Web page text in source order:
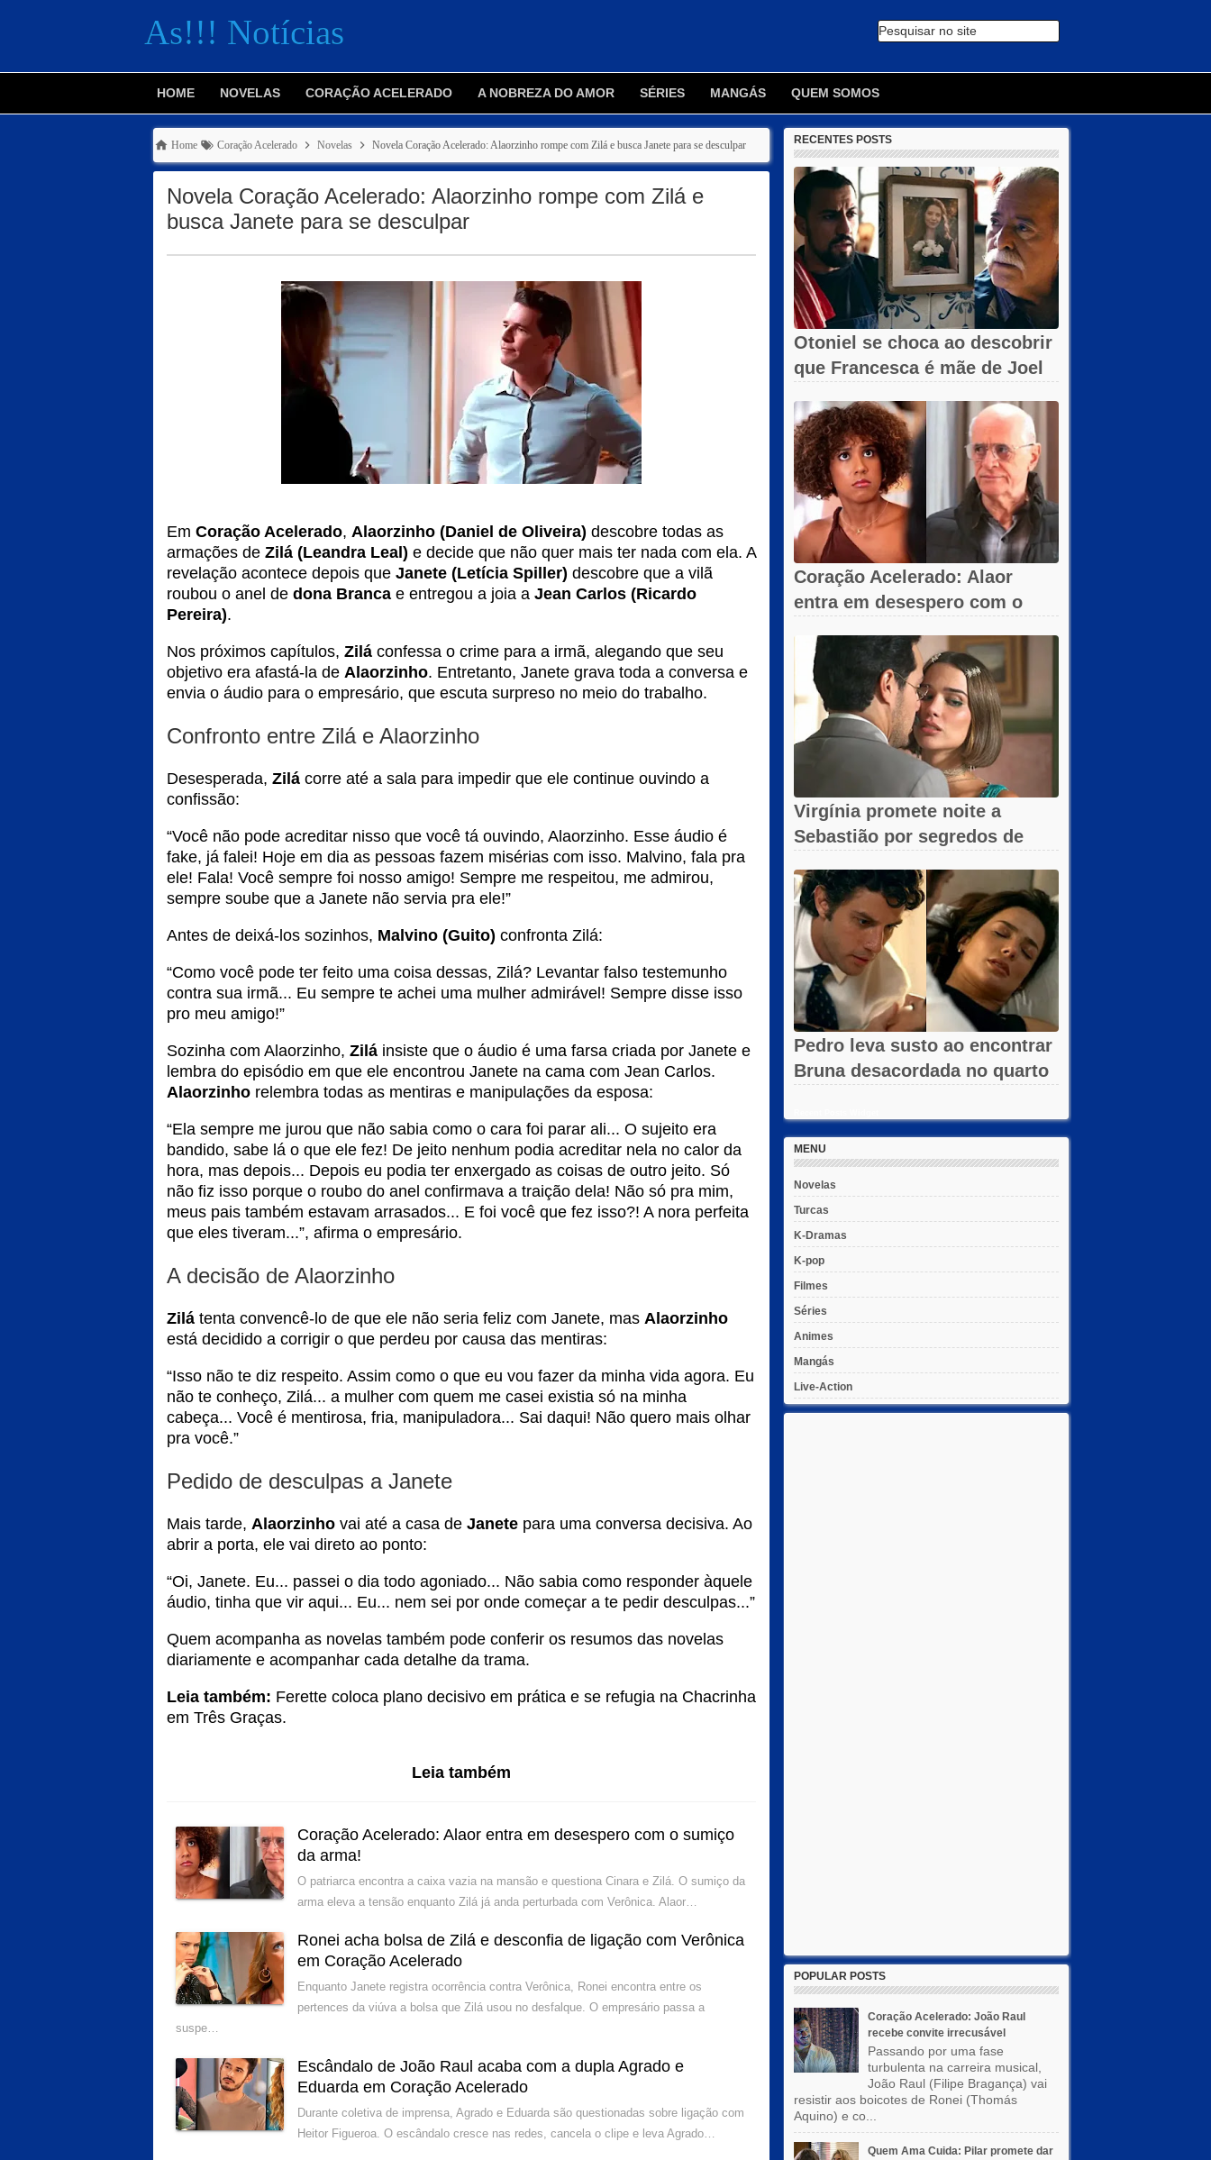
As!!! Notícias Pesquisar no site
HOME NOVELAS CORAÇÃO ACELERADO A NOBREZA DO AMOR SÉRIES MANGÁS QUEM SOMOS
Home Coração Acelerado Novelas Novela Coração Acelerado: Alaorzinho rompe com Zilá e busca Janete para se desculpar
Novela Coração Acelerado: Alaorzinho rompe com Zilá e
busca Janete para se desculpar
Em Coração Acelerado, Alaorzinho (Daniel de Oliveira) descobre todas as
armações de Zilá (Leandra Leal) e decide que não quer mais ter nada com ela. A
revelação acontece depois que Janete (Letícia Spiller) descobre que a vilã
roubou o anel de dona Branca e entregou a joia a Jean Carlos (Ricardo
Pereira).
Nos próximos capítulos, Zilá confessa o crime para a irmã, alegando que seu
objetivo era afastá-la de Alaorzinho. Entretanto, Janete grava toda a conversa e
envia o áudio para o empresário, que escuta surpreso no meio do trabalho.
Confronto entre Zilá e Alaorzinho
Desesperada, Zilá corre até a sala para impedir que ele continue ouvindo a
confissão:
“Você não pode acreditar nisso que você tá ouvindo, Alaorzinho. Esse áudio é
fake, já falei! Hoje em dia as pessoas fazem misérias com isso. Malvino, fala pra
ele! Fala! Você sempre foi nosso amigo! Sempre me respeitou, me admirou,
sempre soube que a Janete não servia pra ele!”
Antes de deixá-los sozinhos, Malvino (Guito) confronta Zilá:
“Como você pode ter feito uma coisa dessas, Zilá? Levantar falso testemunho
contra sua irmã... Eu sempre te achei uma mulher admirável! Sempre disse isso
pro meu amigo!”
Sozinha com Alaorzinho, Zilá insiste que o áudio é uma farsa criada por Janete e
lembra do episódio em que ele encontrou Janete na cama com Jean Carlos.
Alaorzinho relembra todas as mentiras e manipulações da esposa:
“Ela sempre me jurou que não sabia como o cara foi parar ali... O sujeito era
bandido, sabe lá o que ele fez! De jeito nenhum podia acreditar nela no calor da
hora, mas depois... Depois eu podia ter enxergado as coisas de outro jeito. Só
não fiz isso porque o roubo do anel confirmava a traição dela! Não só pra mim,
meus pais também estavam arrasados... E foi você que fez isso?! A nora perfeita
que eles tiveram...”, afirma o empresário.
A decisão de Alaorzinho
Zilá tenta convencê-lo de que ele não seria feliz com Janete, mas Alaorzinho
está decidido a corrigir o que perdeu por causa das mentiras:
“Isso não te diz respeito. Assim como o que eu vou fazer da minha vida agora. Eu
não te conheço, Zilá... a mulher com quem me casei existia só na minha
cabeça... Você é mentirosa, fria, manipuladora... Sai daqui! Não quero mais olhar
pra você.”
Pedido de desculpas a Janete
Mais tarde, Alaorzinho vai até a casa de Janete para uma conversa decisiva. Ao
abrir a porta, ele vai direto ao ponto:
“Oi, Janete. Eu... passei o dia todo agoniado... Não sabia como responder àquele
áudio, tinha que vir aqui... Eu... nem sei por onde começar a te pedir desculpas...”
Quem acompanha as novelas também pode conferir os resumos das novelas
diariamente e acompanhar cada detalhe da trama.
Leia também: Ferette coloca plano decisivo em prática e se refugia na Chacrinha
em Três Graças.
Leia também
Coração Acelerado: Alaor entra em desespero com o sumiço
da arma!
O patriarca encontra a caixa vazia na mansão e questiona Cinara e Zilá. O sumiço da
arma eleva a tensão enquanto Zilá já anda perturbada com Verônica. Alaor…
Ronei acha bolsa de Zilá e desconfia de ligação com Verônica
em Coração Acelerado
Enquanto Janete registra ocorrência contra Verônica, Ronei encontra entre os
pertences da viúva a bolsa que Zilá usou no desfalque. O empresário passa a
suspe…
Escândalo de João Raul acaba com a dupla Agrado e
Eduarda em Coração Acelerado
Durante coletiva de imprensa, Agrado e Eduarda são questionadas sobre ligação com
Heitor Figueroa. O escândalo cresce nas redes, cancela o clipe e leva Agrado…
RECENTES POSTS
Otoniel se choca ao descobrir
que Francesca é mãe de Joel
Coração Acelerado: Alaor
entra em desespero com o
Virgínia promete noite a
Sebastião por segredos de
Pedro leva susto ao encontrar
Bruna desacordada no quarto
MENU
Novelas
Turcas
K-Dramas
K-pop
Filmes
Séries
Animes
Mangás
Live-Action
POPULAR POSTS
Coração Acelerado: João Raul
recebe convite irrecusável
Passando por uma fase
turbulenta na carreira musical,
João Raul (Filipe Bragança) vai
resistir aos boicotes de Ronei (Thomás
Aquino) e co...
Quem Ama Cuida: Pilar promete dar